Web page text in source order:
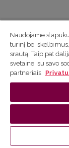
Naudojame
turinį bei
srautą. Taip pat
svetaine, su savo
partneriais.